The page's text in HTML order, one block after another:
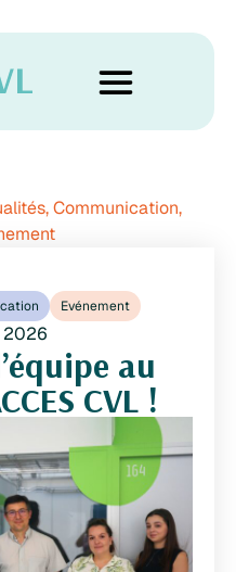
,Communication,
Evénement
2026
au
CVL !